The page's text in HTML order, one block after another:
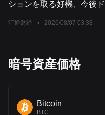
ションを取る好機、今後
汇通财经 • 2026/08/07 03:38
暗号資産価格
Bitcoin
BTC